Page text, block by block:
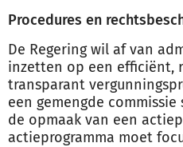
Procedures en
De Regering wil af van
inzetten op een efficiënt,
transparant
een gemengde
de opmaak van een
actieprogramma moet